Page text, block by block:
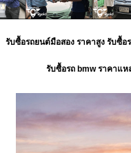
รับซื้อรถยนต์มือสอง ราคาสูง รับซื้
รับซื้อรถ bmw ราคาแห